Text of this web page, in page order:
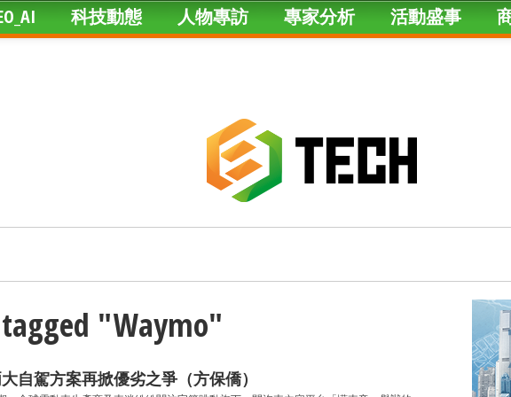
科技動態 人物專訪 專家分析 活動盛事
"Waymo"
自駕方案再掀優劣之爭（方保僑）